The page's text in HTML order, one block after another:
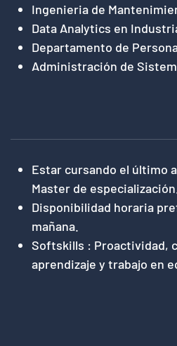
Ingenieria de
Data Analytics en
Departamento de
Administración de
Estar cursando el último
Master de especialización.
Disponibilidad horaria
mañana.
Softskills : Proactividad,
aprendizaje y trabajo en